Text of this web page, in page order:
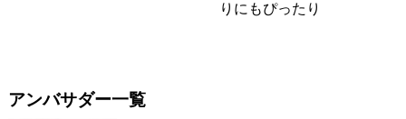
りにもぴったり
アンバサダー一覧